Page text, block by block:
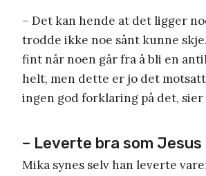
– Det kan hende at det ligger
trodde ikke noe sånt kunne
fint når noen går fra å bli en
helt, men dette er jo det
ingen god forklaring på det,
– Leverte bra som Jesus
Mika synes selv han leverte